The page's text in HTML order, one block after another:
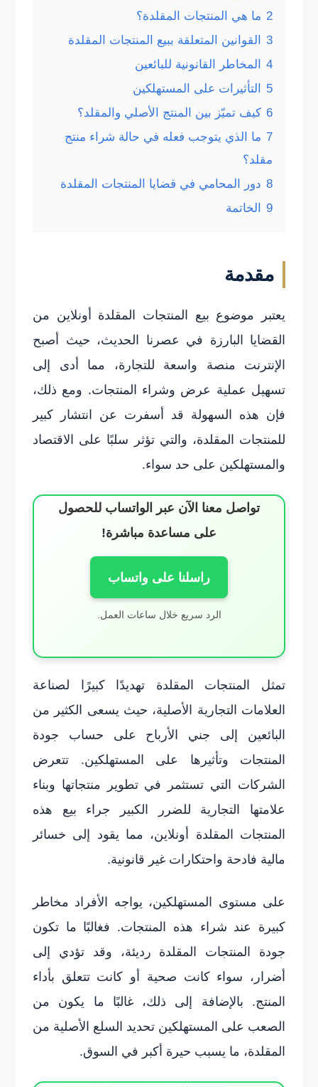
2 ما هي المنتجات المقلدة؟
3
القوانين المتعلقة ببيع المنتجات المقلدة
4
المخاطر القانونية للبائعين
5
التأثيرات على المستهلكين
6 كيف تميّز بين المنتج الأصلي والمقلد؟
7 ما الذي يتوجب فعله في حالة شراء منتج
مقلد؟
8 دور المحامي في قضايا المنتجات المقلدة
9
الخاتمة
مقدمة
يعتبر موضوع بيع المنتجات المقلدة أونلاين من
القضايا البارزة في عصرنا الحديث، حيث أصبح
الإنترنت منصة واسعة للتجارة، مما أدى إلى
تسهيل عملية عرض وشراء المنتجات. ومع ذلك،
فإن هذه السهولة قد أسفرت عن انتشار كبير
للمنتجات المقلدة، والتي تؤثر سلبًا على الاقتصاد
والمستهلكين على حد سواء.
تواصل معنا الآن عبر الواتساب للحصول
على مساعدة مباشرة!
راسلنا على واتساب
الرد سريع خلال ساعات العمل.
تمثل المنتجات المقلدة تهديدًا كبيرًا لصناعة
العلامات التجارية الأصلية، حيث يسعى الكثير من
البائعين إلى جني الأرباح على حساب جودة
المنتجات وتأثيرها على المستهلكين. تتعرض
الشركات التي تستثمر في تطوير منتجاتها وبناء
علامتها التجارية للضرر الكبير جراء بيع هذه
المنتجات المقلدة أونلاين، مما يقود إلى خسائر
مالية فادحة واحتكارات غير قانونية.
على مستوى المستهلكين، يواجه الأفراد مخاطر
كبيرة عند شراء هذه المنتجات. فغالبًا ما تكون
جودة المنتجات المقلدة رديئة، وقد تؤدي إلى
أضرار، سواء كانت صحية أو كانت تتعلق بأداء
المنتج. بالإضافة إلى ذلك، غالبًا ما يكون من
الصعب على المستهلكين تحديد السلع الأصلية من
المقلدة، ما يسبب حيرة أكبر في السوق.